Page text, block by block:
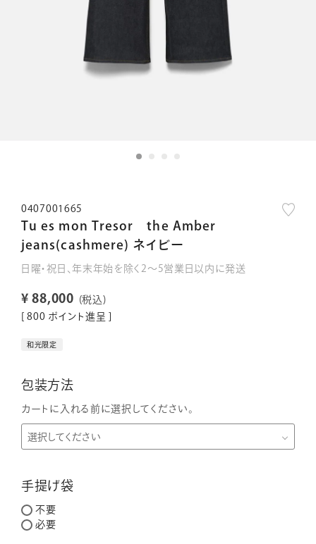
0407001665
Tu es mon Tresor the Amber
jeans(cashmere) ネイビー
日曜・祝日、年末年始を除く2～5営業日以内に発送
¥ 88,000
税込
800 ポイント進呈 ]
和光限定
包装方法
カートに入れる前に選択してください。
手提げ袋
不要
必要